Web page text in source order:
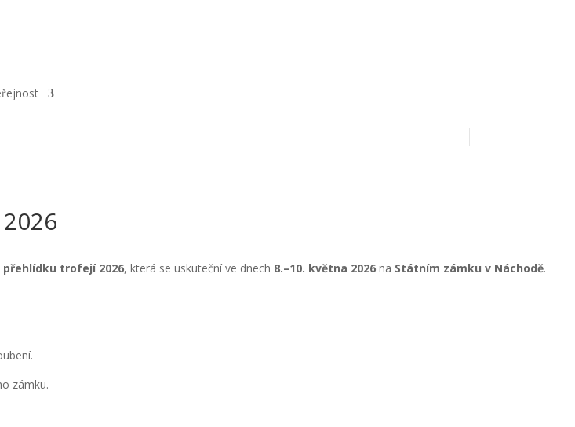
trofejí 2026, která se uskuteční ve dnech 8.–10. května 2026 na Státním zámku v Náchodě.
zámku.